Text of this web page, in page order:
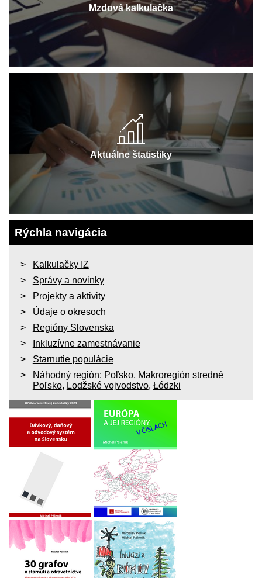
Mzdová kalkulačka
Aktuálne štatistiky
Rýchla navigácia
Kalkulačky IZ
Správy a novinky
Projekty a aktivity
Údaje o okresoch
Regióny Slovenska
Inkluzívne zamestnávanie
Starnutie populácie
Náhodný región: Poľsko, Makroregión stredné
Poľsko, Lodžské vojvodstvo, Łódzki